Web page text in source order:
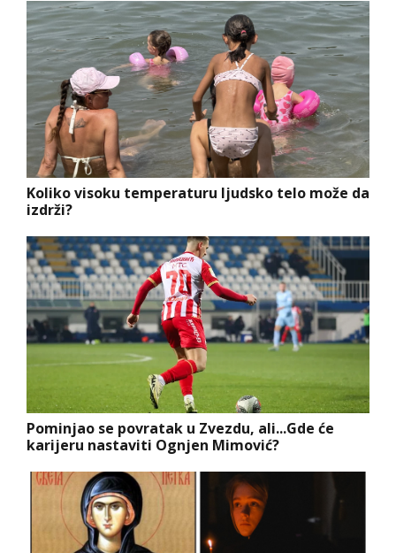
Koliko visoku temperaturu ljudsko telo može da
izdrži?
Pominjao se povratak u Zvezdu, ali...Gde će
karijeru nastaviti Ognjen Mimović?